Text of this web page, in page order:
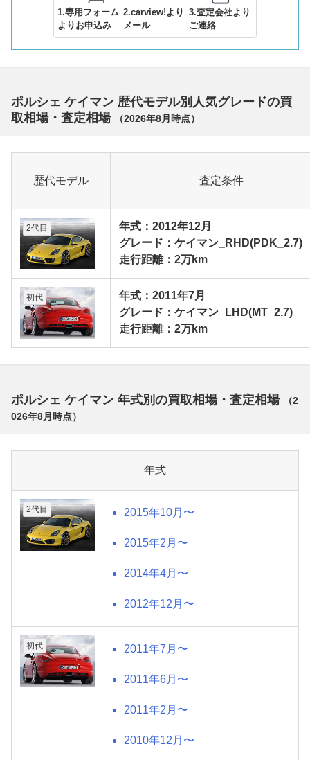
1.専用フォーム
よりお申込み
2.carview!より
メール
3.査定会社より
ご連絡
ポルシェ ケイマン 歴代モデル別人気グレードの買
取相場・査定相場
（2026年8月 時点）
歴代モデル 査定条件
2代目
年式：2012年12月
グレード：ケイマン_RHD(PDK_2.7)
走行距離：2万km
初代
年式：2011年7月
グレード：ケイマン_LHD(MT_2.7)
走行距離：2万km
ポルシェ ケイマン 年式別の買取相場・査定相場 （2
026年8月 時点）
年式
2代目 2015年10月〜
2015年2月〜
2014年4月〜
2012年12月〜
初代 2011年7月〜
2011年6月〜
2011年2月〜
2010年12月〜